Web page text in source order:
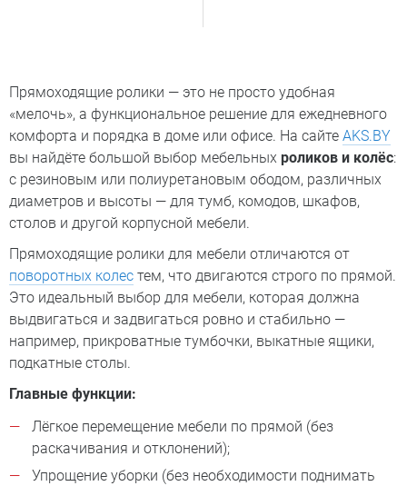
Прямоходящие ролики — это не просто удобная
«мелочь», а функциональное решение для ежедневного
комфорта и порядка в доме или офисе. На сайте AKS.BY
вы найдёте большой выбор мебельных роликов и колёс:
с резиновым или полиуретановым ободом, различных
диаметров и высоты — для тумб, комодов, шкафов,
столов и другой корпусной мебели.
Прямоходящие ролики для мебели отличаются от
поворотных колес тем, что двигаются строго по прямой.
Это идеальный выбор для мебели, которая должна
выдвигаться и задвигаться ровно и стабильно —
например, прикроватные тумбочки, выкатные ящики,
подкатные столы.
Главные функции:
Лёгкое перемещение мебели по прямой (без
раскачивания и отклонений);
Упрощение уборки (без необходимости поднимать